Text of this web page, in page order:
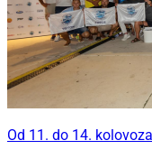
Od 11. do 14. kolovoza